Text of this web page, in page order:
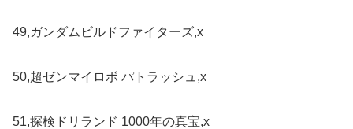
49,ガンダムビルドファイターズ,x
50,超ゼンマイロボ パトラッシュ,x
51,探検ドリランド 1000年の真宝,x